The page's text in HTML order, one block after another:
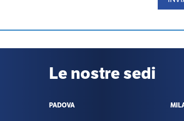
Le nostre sedi
PADOVA